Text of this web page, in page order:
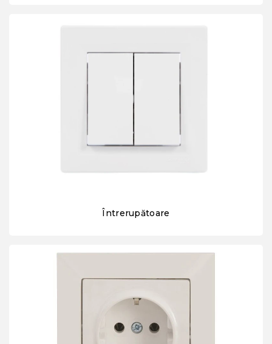
Întrerupătoare